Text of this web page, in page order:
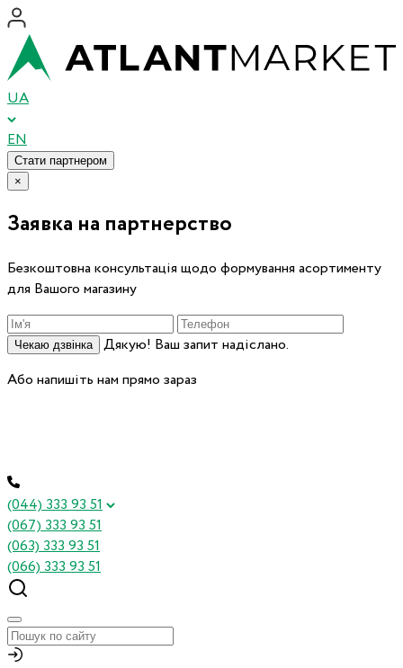
UA
EN
Стати партнером
×
Заявка на партнерство
Безкоштовна консультація щодо формування асортименту
для Вашого магазину
Чекаю дзвінка
Дякую! Ваш запит надіслано.
Або напишіть нам прямо зараз
(044) 333 93 51
(067) 333 93 51
(063) 333 93 51
(066) 333 93 51